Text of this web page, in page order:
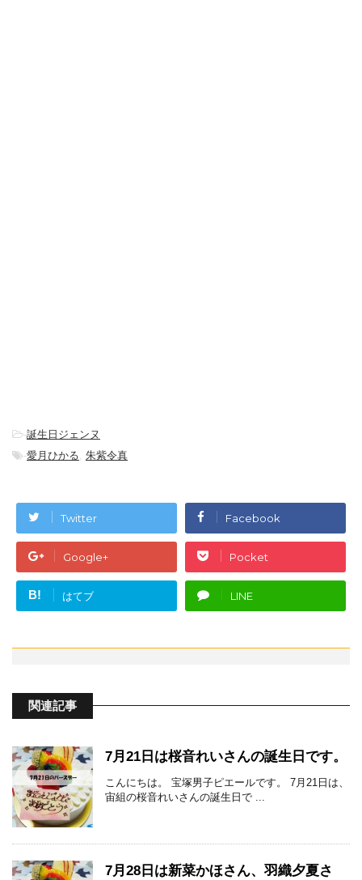
-誕生日ジェンヌ
-愛月ひかる, 朱紫令真
Twitter Facebook
Google+ Pocket
B! はてブ LINE
関連記事
7月21日は桜音れいさんの誕生日です。
こんにちは。 宝塚男子ピエールです。 7月21日は、
宙組の桜音れいさんの誕生日で ...
7月28日は新菜かほさん、羽織夕夏さ